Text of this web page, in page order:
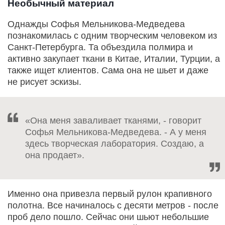
Необычный материал
Однажды Софья Мельникова-Медведева
познакомилась с одним творческим человеком из
Санкт-Петербурга. Та объездила полмира и
активно закупает ткани в Китае, Италии, Турции, а
также ищет клиентов. Сама она не шьет и даже
не рисует эскизы.
«Она меня заваливает тканями, - говорит
Софья Мельникова-Медведева. - А у меня
здесь творческая лаборатория. Создаю, а
она продает».
Именно она привезла первый рулон крапивного
полотна. Все начиналось с десяти метров - после
проб дело пошло. Сейчас они шьют небольшие